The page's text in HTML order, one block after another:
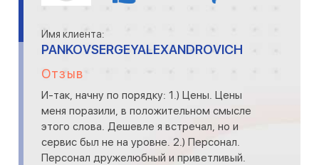
Имя клиента:
PANKOVSERGEYALEXANDROVICH
Отзыв
И-так, начну по порядку: 1.) Цены. Цены
меня поразили, в положительном смысле
этого слова. Дешевле я встречал, но и
сервис был не на уровне. 2.) Персонал.
Персонал дружелюбный и приветливый.